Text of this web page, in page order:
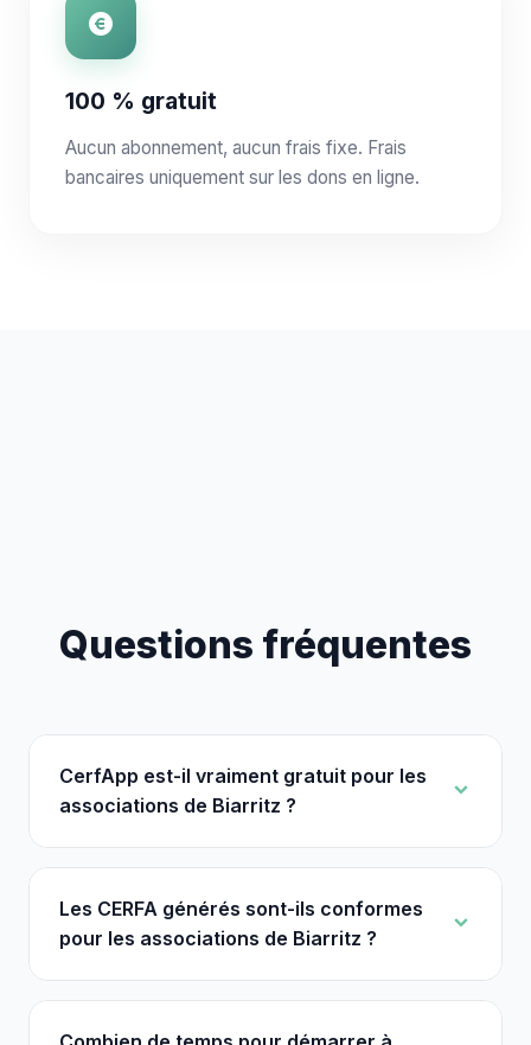
100 % gratuit
Aucun abonnement, aucun frais fixe. Frais
bancaires uniquement sur les dons en ligne.
Questions fréquentes
CerfApp est-il vraiment gratuit pour les
associations de Biarritz ?
Les CERFA générés sont-ils conformes
pour les associations de Biarritz ?